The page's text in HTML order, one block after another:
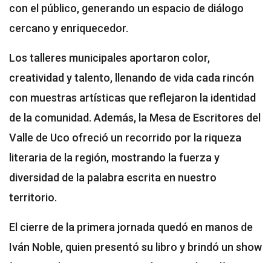
con el público, generando un espacio de diálogo
cercano y enriquecedor.
Los talleres municipales aportaron color,
creatividad y talento, llenando de vida cada rincón
con muestras artísticas que reflejaron la identidad
de la comunidad. Además, la Mesa de Escritores del
Valle de Uco ofreció un recorrido por la riqueza
literaria de la región, mostrando la fuerza y
diversidad de la palabra escrita en nuestro
territorio.
El cierre de la primera jornada quedó en manos de
Iván Noble, quien presentó su libro y brindó un show